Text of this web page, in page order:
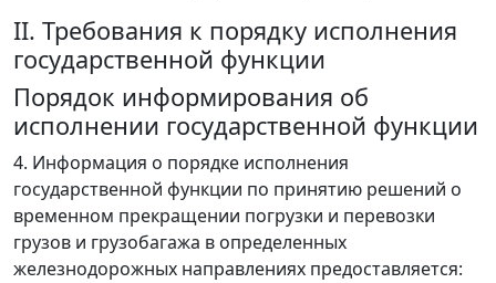
II. Требования к порядку исполнения
государственной функции
Порядок информирования об
исполнении государственной функции
4. Информация о порядке исполнения
государственной функции по принятию решений о
временном прекращении погрузки и перевозки
грузов и грузобагажа в определенных
железнодорожных направлениях предоставляется: